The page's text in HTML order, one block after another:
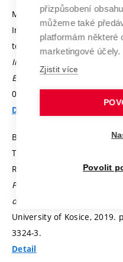
MOTYČKA, M.; ŠKODA, J.;
Integrating Sphere with
to Goniophotometer. In
International Scientific
Engineering (EPE).
0.
Detail
BUKVIŠOVÁ, Z.; WANNOUS,
TOPOLÁNEK, D.; DE PAULA
Ripple Control Signal on
Proceedings of the 10th
on Electrical Power
University of Kosice, 2019.
3324-3.
Detail
přizpůsobení
můžeme také
platformám některé
marketingové účely.
Zjistit více
Povolit